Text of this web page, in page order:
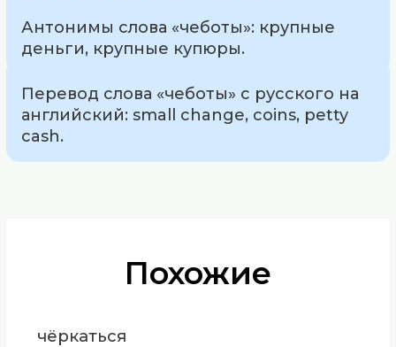
Антонимы слова «чеботы»: крупные
деньги, крупные купюры.
Перевод слова «чеботы» с русского на
английский: small change, coins, petty
cash.
Похожие
чёркаться